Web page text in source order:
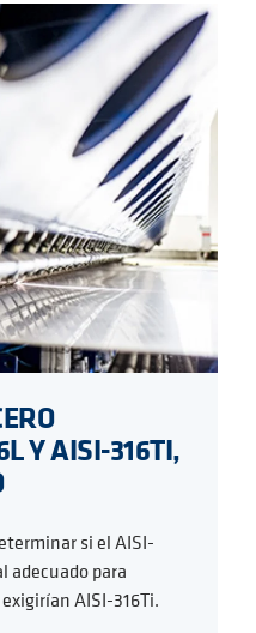
Y AISI-316TI,
si el AISI-
adecuado para
AISI-316Ti.